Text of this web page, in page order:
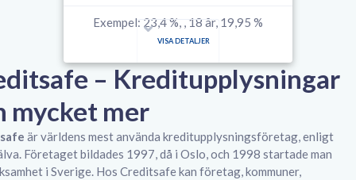
Exempel: 23,4 %, , 18 år, 19,95 %
VISA DETALJER
– Kreditupplysningar
mycket mer
är världens mest använda kreditupplysningsföretag, enligt
Företaget bildades 1997, då i Oslo, och 1998 startade man
i Sverige. Hos Creditsafe kan företag, kommuner,